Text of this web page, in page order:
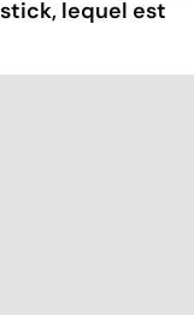
lequel est